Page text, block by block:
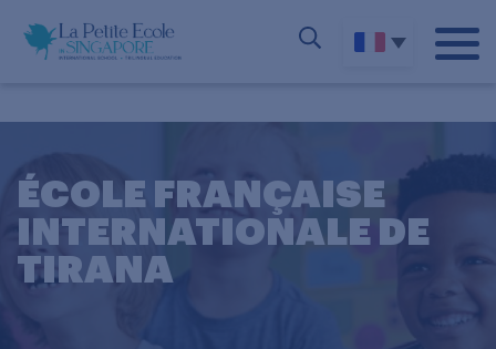
ÉCOLE FRANÇAISE
INTERNATIONALE DE
TIRANA